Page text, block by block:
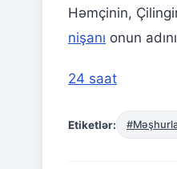
Həmçinin,
nişanı onun
24 saat
Etiketlər: